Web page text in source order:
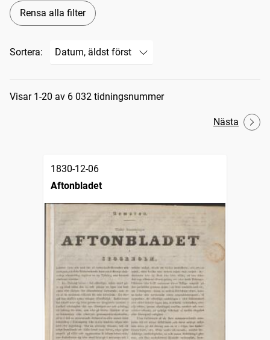
Rensa alla filter
Sortera:
Sökresultat
Visar 1-20 av 6 032 tidningsnummer
Nästa
1830-12-06
Aftonbladet